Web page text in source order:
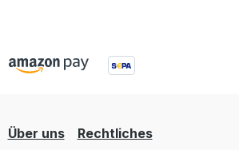
Über uns Rechtliches